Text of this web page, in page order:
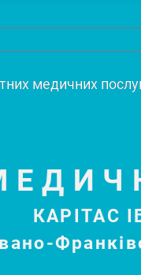
медичних
КАРІТАС